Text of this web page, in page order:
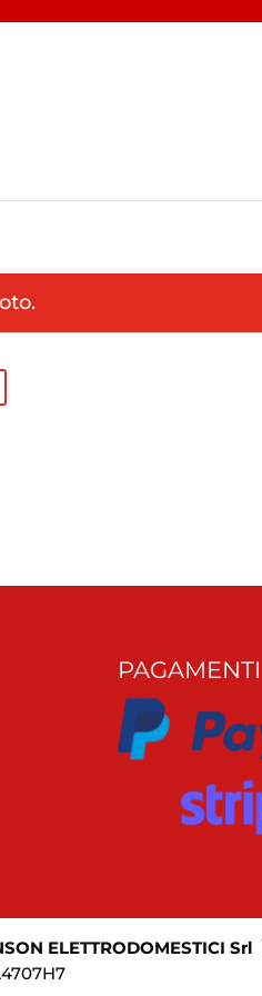
PAGAMENTI
ELETTRODOMESTICI Srl